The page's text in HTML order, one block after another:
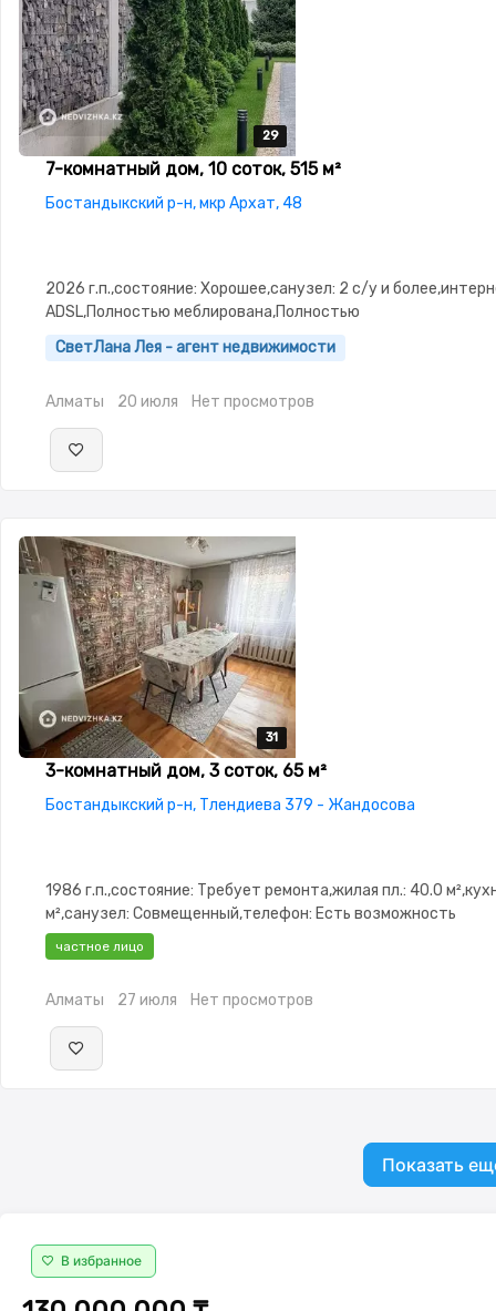
29
29
29
29
29
7-комнатный дом, 10 соток, 515 м²
Бостандыкский р-н, мкр Архат, 48
2026 г.п.,состояние: Хорошее,санузел: 2 с/у и
ADSL,Полностью меблирована,Полностью
меблирована,Видеодомофон,Пластиковые
окна,Навес,Сауна,Гараж,Сад,Мангальная зона
СветЛана Лея - агент недвижимости
Алматы 20 июля Нет просмотров
31
31
31
31
31
3-комнатный дом, 3 соток, 65 м²
Бостандыкский р-н, Тлендиева 379 - Жандосова
1986 г.п.,состояние: Требует ремонта,жилая пл.: 40.0
м²,санузел: Совмещенный,телефон: Есть возможность
подключения,интернет: Оптика,Решетки на
окнах,Навес,Баня,Сад,Хозпостройки
частное лицо
Алматы 27 июля Нет просмотров
Показать
В избранное